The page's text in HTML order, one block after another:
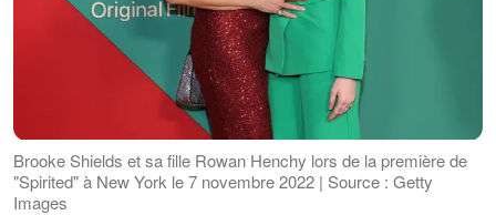
Brooke Shields et sa fille Rowan Henchy lors de la première de
"Spirited" à New York le 7 novembre 2022 | Source : Getty
Images